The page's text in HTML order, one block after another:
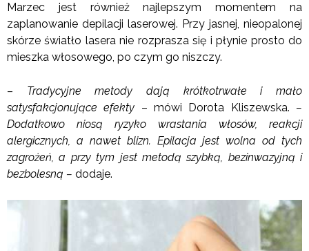
Marzec jest również najlepszym momentem na
zaplanowanie depilacji laserowej. Przy jasnej, nieopalonej
skórze światło lasera nie rozprasza się i płynie prosto do
mieszka włosowego, po czym go niszczy.
– Tradycyjne metody dają krótkotrwałe i mało
satysfakcjonujące efekty – mówi Dorota Kliszewska. –
Dodatkowo niosą ryzyko wrastania włosów, reakcji
alergicznych, a nawet blizn. Epilacja jest wolna od tych
zagrożeń, a przy tym jest metodą szybką, bezinwazyjną i
bezbolesną – dodaje.